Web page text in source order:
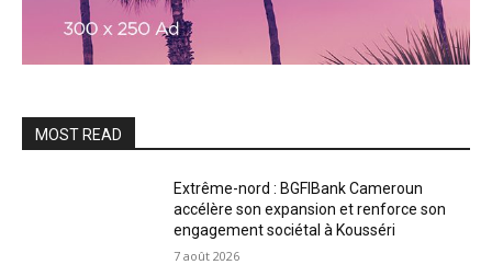
MOST READ
Extrême-nord : BGFIBank Cameroun
accélère son expansion et renforce son
engagement sociétal à Kousséri
7 août 2026